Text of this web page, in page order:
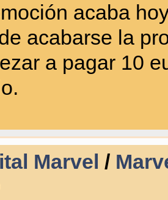
acaba
acabarse la
a pagar 10
Marvel /